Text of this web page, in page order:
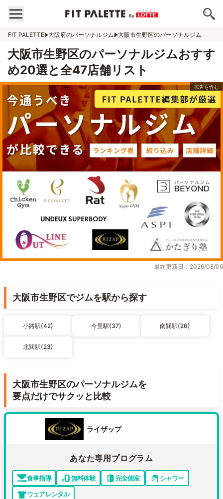
FIT PALETTE 大阪府のパーソナルジム 大阪市生野区のパーソナルジム
大阪市生野区のパーソナルジムおすす
め20選と全47店舗リスト
最終更新日：2026/08/06
大阪市生野区でジムを駅から探す
小路駅(42) 今里駅(37) 南巽駅(26)
北巽駅(23)
大阪市生野区のパーソナルジムを
要点だけでサクッと比較
ライザップ
あなた専用プログラム
食事指導 無料体験 完全個室
シャワー
ウェアレンタル